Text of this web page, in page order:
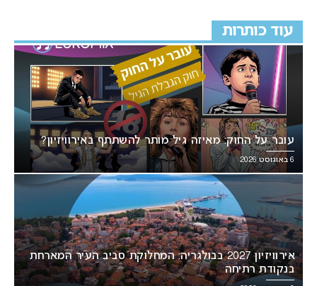
עוד כותרות
עובר על החוק: מאיזה גיל מותר להשתתף באירוויזיון?
6 באוגוסט 2026
אירוויזיון 2027 בבולגריה: המחלוקת סביב העיר המארחת
בנקודת רתיחה